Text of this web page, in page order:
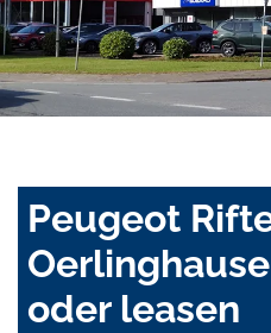
Peugeot
oder leasen